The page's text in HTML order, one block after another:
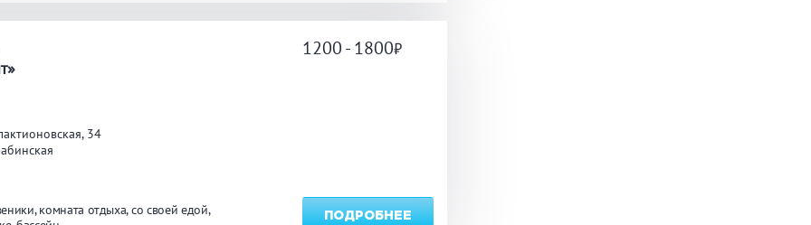
Караоке Кальян
берегу водоема
34
комната отдыха со своей едой
1200 - 1800
ПОДРОБНЕЕ